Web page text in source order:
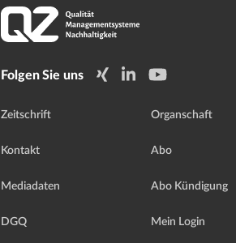
Folgen Sie uns
Zeitschrift
Kontakt
Mediadaten
DGQ
Organschaft
Abo
Abo Kündigung
Mein Login